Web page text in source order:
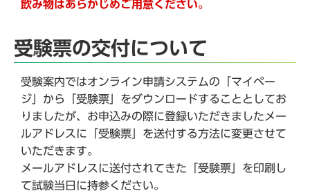
飲み物はあらかじめご用意ください。
受験票の交付について
受験案内ではオンライン申請システムの「マイペー
ジ」から「受験票」をダウンロードすることとしてお
りましたが、お申込みの際に登録いただきましたメー
ルアドレスに「受験票」を送付する方法に変更させて
いただきます。
メールアドレスに送付されてきた「受験票」を印刷し
て試験当日に持参ください。